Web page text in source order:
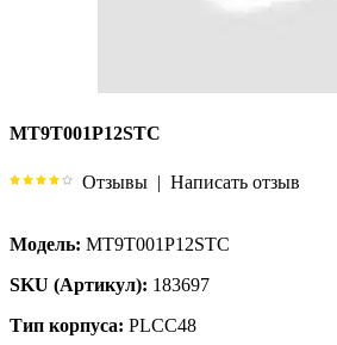
MT9T001P12STC
Отзывы | Написать отзыв
Модель: MT9T001P12STC
SKU (Артикул): 183697
Тип корпуса: PLCC48